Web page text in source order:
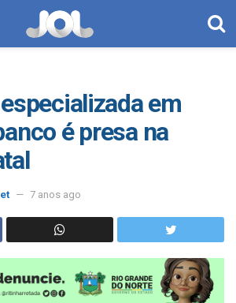
em
é presa na
7 anos ago